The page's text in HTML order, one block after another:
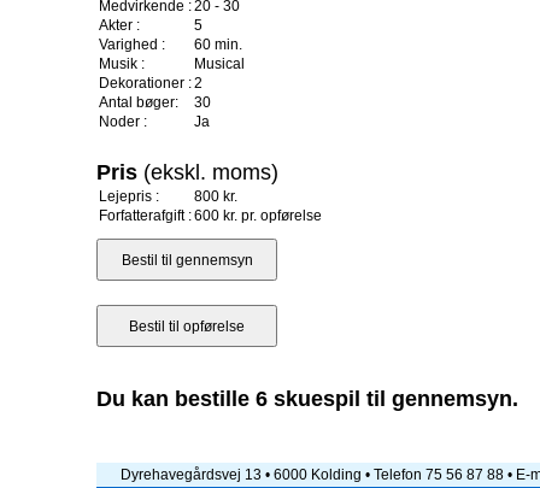
Medvirkende :20 - 30
Akter :
5
Varighed :
60 min.
Musik :
Musical
Dekorationer :2
Antal bøger:
30
Noder :
Ja
Pris (ekskl. moms)
Lejepris :
800 kr.
Forfatterafgift :600 kr. pr. opførelse
Du kan bestille 6 skuespil til gennemsyn.
Dyrehavegårdsvej 13 • 6000 Kolding • Telefon 75 56 87 88 • E-